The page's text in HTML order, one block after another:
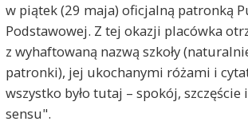
w piątek (29 maja) oficjalną patronką
Podstawowej. Z tej okazji placówka
z wyhaftowaną nazwą szkoły
patronki), jej ukochanymi różami i
wszystko było tutaj – spokój, szczęście
sensu".